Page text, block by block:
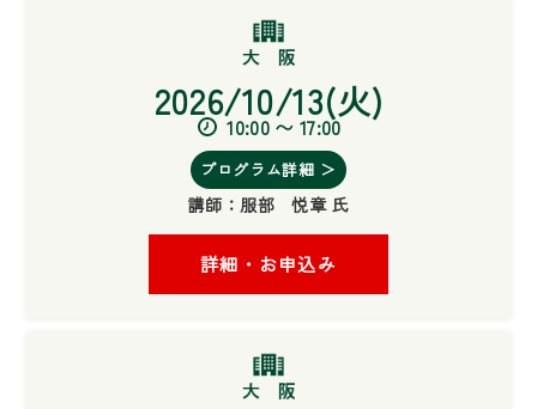
2026/10/13(火)
10:00 〜 17:00
プログラム詳細 ＞
講師：服部 悦章 氏
詳細・お申込み